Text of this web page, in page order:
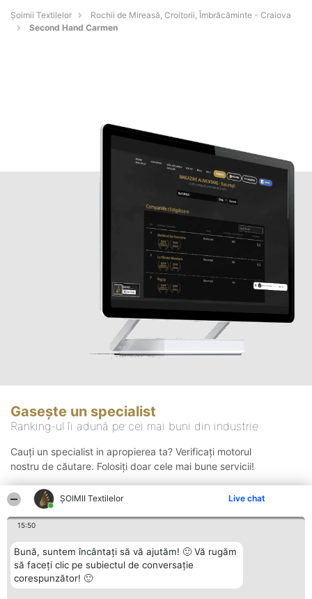
ȘOIMII Textilelor Live chat
15:50
Bună, suntem încântați să vă ajutăm! 🙂 Vă rugăm
să faceți clic pe subiectul de conversație
corespunzător! 🙂
Șoimii Textilelor
Rochii de Mireasă, Croitorii, Îmbrăcăminte - Craiova
Second Hand Carmen
Gasește un specialist
Ranking-ul îi adună pe cei mai buni din industrie
Cauți un specialist in apropierea ta? Verificați motorul
nostru de căutare. Folosiți doar cele mai bune servicii!